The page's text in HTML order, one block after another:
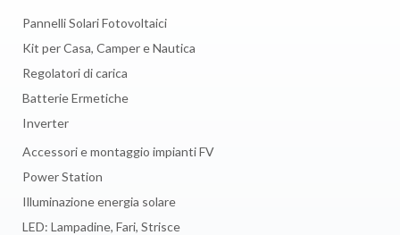
Pannelli Solari Fotovoltaici
Kit per Casa, Camper e Nautica
Regolatori di carica
Batterie Ermetiche
Inverter
Accessori e montaggio impianti FV
Power Station
Illuminazione energia solare
LED: Lampadine, Fari, Strisce